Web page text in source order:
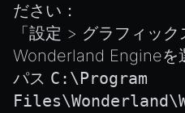
ださい：
「設定 > グラフィック
Wonderland Engineを
パス C:\Program
Material
MaterialManager
Mesh
MeshAttributeAccessor